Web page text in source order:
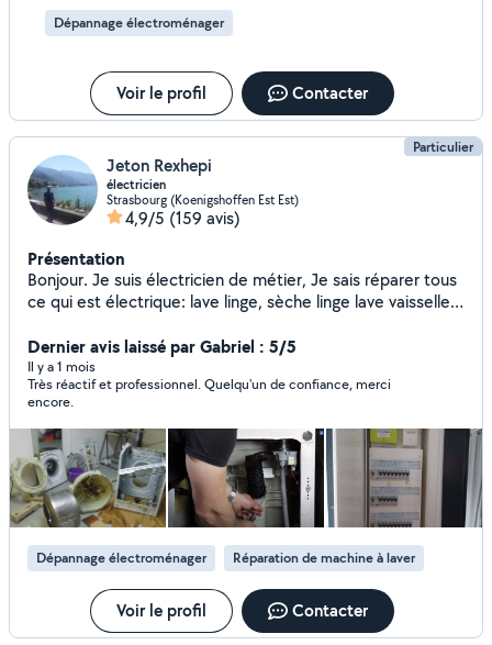
Dépannage électroménager
Voir le profil Contacter
Particulier
Jeton Rexhepi
électricien
Strasbourg (Koenigshoffen Est Est)
4,9/5 (159 avis)
Présentation
Bonjour. Je suis électricien de métier, Je sais réparer tous
ce qui est électrique: lave linge, sèche linge lave vaisselle,
Dernier avis laissé par Gabriel : 5/5
Il y a 1 mois
Très réactif et professionnel. Quelqu'un de confiance, merci
encore.
Dépannage électroménager Réparation de machine à laver
Voir le profil Contacter